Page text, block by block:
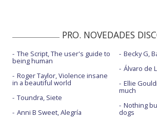
PRO. NOVEDADES
The Script, The user's guide to
being human
Roger Taylor, Violence insane
in a beautiful world
Toundra, Siete
Anni B Sweet, Alegría
Becky G,
Álvaro de
Ellie
much
Nothing
dogs